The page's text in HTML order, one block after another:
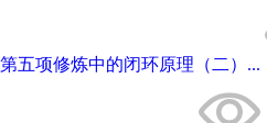
第五项修炼中的闭环原理（二）...